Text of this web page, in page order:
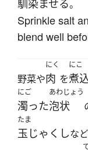
馴染ませる。
Sprinkle salt
blend well
野菜や
にく
肉 を
にこ
煮
にご
濁った
あわじょう
泡状
たま
玉じゃくしな